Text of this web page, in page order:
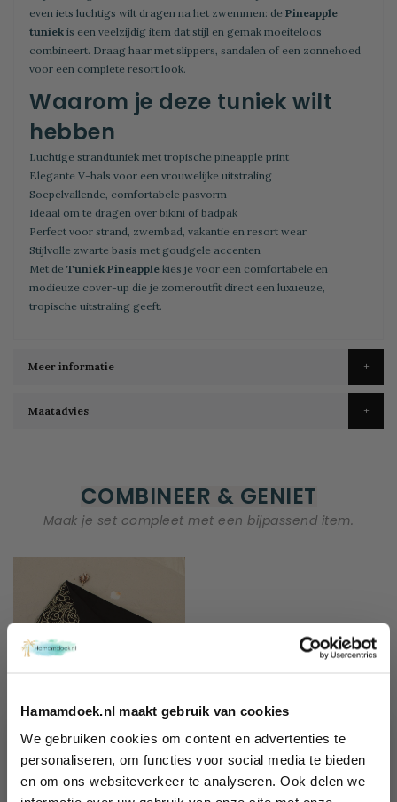
Hamamdoek.nl maakt gebruik van cookies
We gebruiken cookies om content en advertenties te
personaliseren, om functies voor social media te bieden
en om ons websiteverkeer te analyseren. Ook delen we
even iets luchtigs wilt dragen na het zwemmen: de Pineapple
tuniek is een veelzijdig item dat stijl en gemak moeiteloos
combineert. Draag haar met slippers, sandalen of een zonnehoed
voor een complete resort look.
Waarom je deze tuniek wilt
hebben
Luchtige strandtuniek met tropische pineapple print
Elegante V-hals voor een vrouwelijke uitstraling
Soepelvallende, comfortabele pasvorm
Ideaal om te dragen over bikini of badpak
Perfect voor strand, zwembad, vakantie en resort wear
Stijlvolle zwarte basis met goudgele accenten
Met de Tuniek Pineapple kies je voor een comfortabele en
modieuze cover-up die je zomeroutfit direct een luxueuze,
tropische uitstraling geeft.
Meer informatie
Maatadvies
COMBINEER & GENIET
Maak je set compleet met een bijpassend item.
Batik Strandlaken Balyy
Play the Game
€ 64,95
Wil jij 10%
korting